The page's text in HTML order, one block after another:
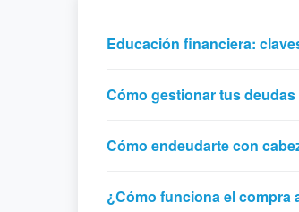
Educación financiera:
Cómo gestionar tus
Cómo endeudarte con
¿Cómo funciona el compra